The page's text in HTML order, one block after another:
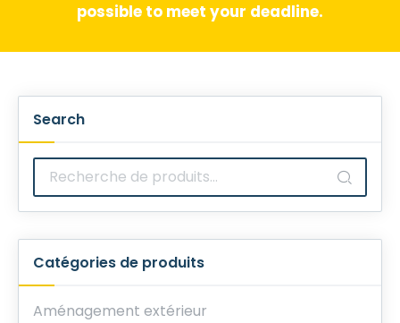
possible to meet your deadline.
Search
Recherche
pour :
Catégories de produits
Aménagement extérieur